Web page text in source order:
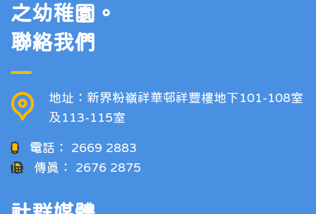
之幼稚園。
聯絡我們
地址：新界粉嶺祥華邨祥豐樓地下101-108室
及113-115室
電話： 2669 2883
傳真： 2676 2875